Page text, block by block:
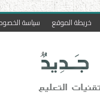
خريطة الموقع سياسة